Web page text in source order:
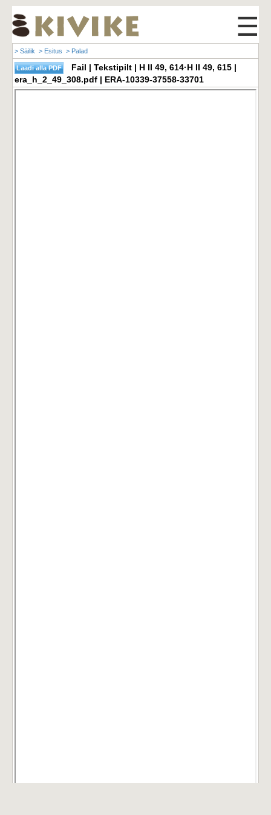
☰
> Säilik > Esitus > Palad
Fail | Tekstipilt | H II 49, 614·H II 49, 615 |
era_h_2_49_308.pdf | ERA-10339-37558-33701